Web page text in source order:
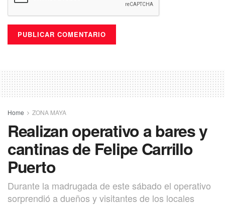
Home ZONA MAYA
Realizan operativo a bares y
cantinas de Felipe Carrillo
Puerto
Durante la madrugada de este sábado el operativo
sorprendió a dueños y visitantes de los locales